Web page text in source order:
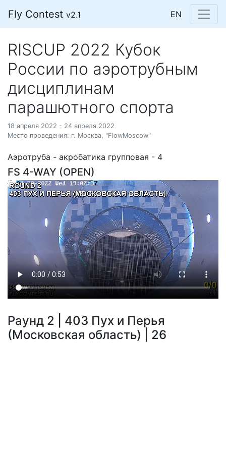
Fly Contest v2.1 EN
RISCUP 2022 Кубок
России по аэротрубным
дисциплинам
парашютного спорта
18 апреля 2022 - 24 апреля 2022
Место проведения: г. Москва, "FlowMoscow"
Аэротруба - акробатика групповая - 4
FS 4-WAY (OPEN)
Раунд 2 | 403 Пух и Перья
(Московская область) | 26